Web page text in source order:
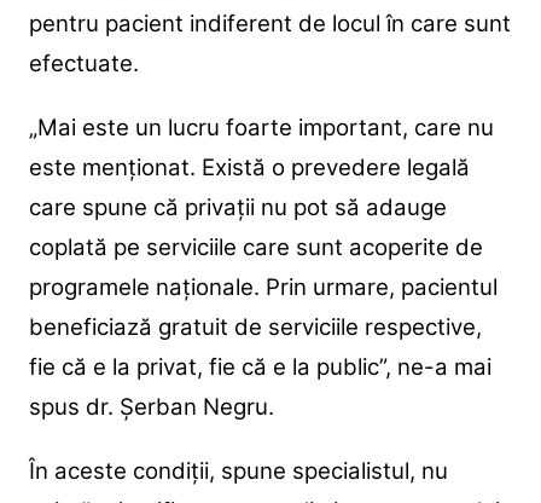
pentru pacient indiferent de locul în care sunt
efectuate.
„Mai este un lucru foarte important, care nu
este menționat. Există o prevedere legală
care spune că privații nu pot să adauge
coplată pe serviciile care sunt acoperite de
programele naționale. Prin urmare, pacientul
beneficiază gratuit de serviciile respective,
fie că e la privat, fie că e la public”, ne-a mai
spus dr. Șerban Negru.
În aceste condiții, spune specialistul, nu